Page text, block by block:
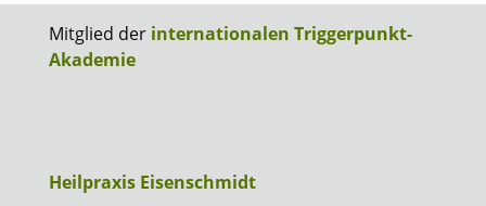
Mitglied der internationalen Triggerpunkt-
Akademie
Heilpraxis Eisenschmidt